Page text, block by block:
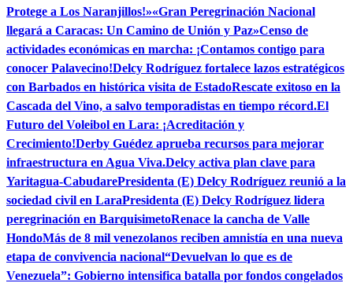
Protege a Los Naranjillos!»«Gran Peregrinación Nacional
llegará a Caracas: Un Camino de Unión y Paz»Censo de
actividades económicas en marcha: ¡Contamos contigo para
conocer Palavecino!Delcy Rodríguez fortalece lazos estratégicos
con Barbados en histórica visita de EstadoRescate exitoso en la
Cascada del Vino, a salvo temporadistas en tiempo récord.El
Futuro del Voleibol en Lara: ¡Acreditación y
Crecimiento!Derby Guédez aprueba recursos para mejorar
infraestructura en Agua Viva.Delcy activa plan clave para
Yaritagua-CabudarePresidenta (E) Delcy Rodríguez reunió a la
sociedad civil en LaraPresidenta (E) Delcy Rodríguez lidera
peregrinación en BarquisimetoRenace la cancha de Valle
HondoMás de 8 mil venezolanos reciben amnistía en una nueva
etapa de convivencia nacional“Devuelvan lo que es de
Venezuela”: Gobierno intensifica batalla por fondos congelados